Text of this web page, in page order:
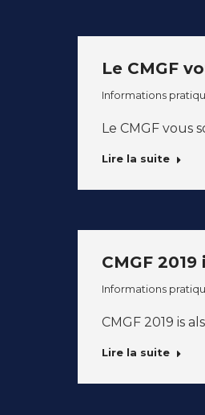
Le CMGF
Informations
Le CMGF vous
Lire la suite
CMGF
Informations
CMGF 2019 is
Lire la suite